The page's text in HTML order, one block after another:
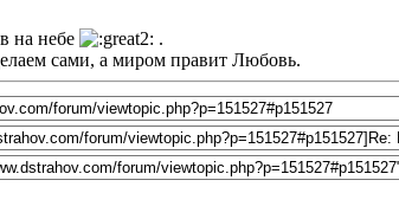
на небе
.
сами, а миром правит Любовь.